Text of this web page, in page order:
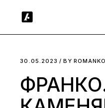
30.05.2023 BY